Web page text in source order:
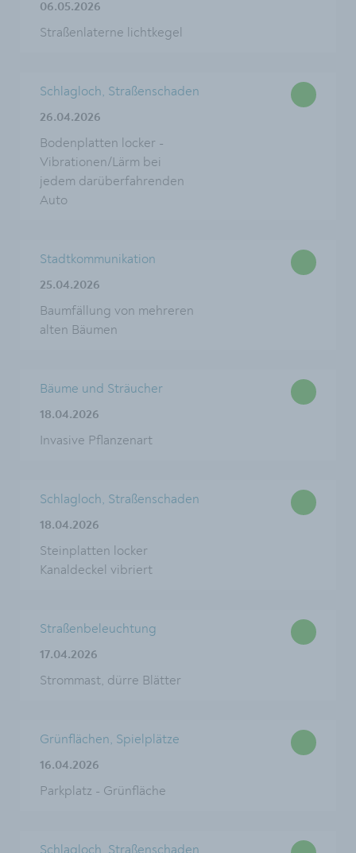
06.05.2026
Straßenlaterne lichtkegel
Schlagloch, Straßenschaden
26.04.2026
Bodenplatten locker -
Vibrationen/Lärm bei
jedem darüberfahrenden
Auto
Stadtkommunikation
25.04.2026
Baumfällung von mehreren
alten Bäumen
Bäume und Sträucher
18.04.2026
Invasive Pflanzenart
Schlagloch, Straßenschaden
18.04.2026
Steinplatten locker
Kanaldeckel vibriert
Straßenbeleuchtung
17.04.2026
Strommast, dürre Blätter
Grünflächen, Spielplätze
16.04.2026
Parkplatz - Grünfläche
Schlagloch, Straßenschaden